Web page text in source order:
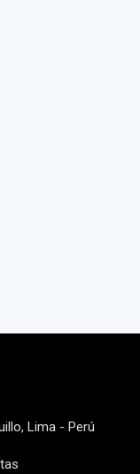
Lima - Perú